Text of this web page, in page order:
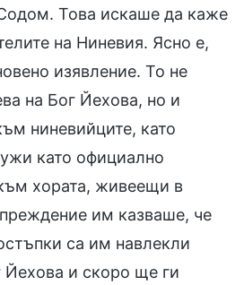
Това искаше да каже
на Ниневия. Ясно е,
изявление. То не
на Бог Йехова, но и
ниневийците, като
като официално
хората, живеещи в
им казваше, че
са им навлекли
Йехова и скоро ще ги